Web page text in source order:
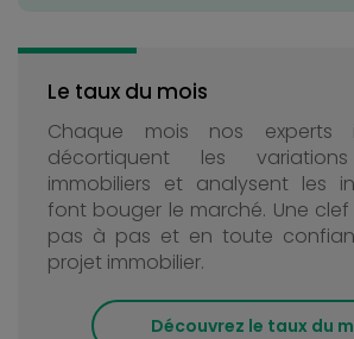
Le taux du mois
Chaque mois nos experts
décortiquent les
immobiliers et analysent les
font bouger le marché. Une
pas à pas et en toute
projet immobilier.
Découvrez le taux du